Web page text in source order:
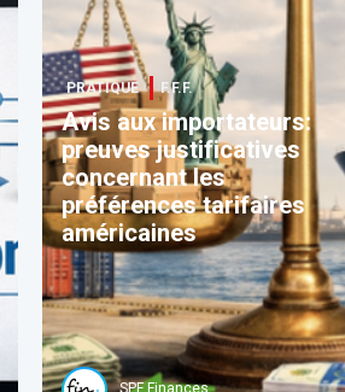
PRATIQUE F.F.F.
Avis aux importateurs:
preuves justificatives
concernant les
préférences tarifaires
américaines
SPF Finances